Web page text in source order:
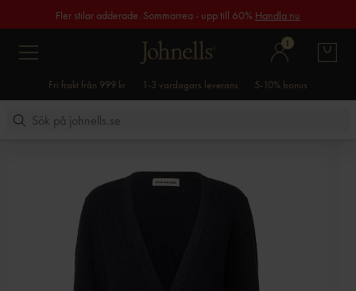
Fler stilar adderade. Sommarrea - upp till 60% Handla nu
1
Fri frakt från 999 kr 1-3 vardagars leverans 5-10% bonus